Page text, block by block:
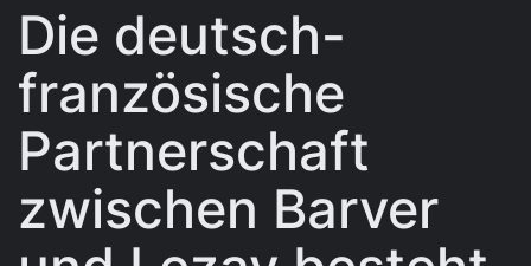
Die deutsch-
französische
Partnerschaft
zwischen Barver